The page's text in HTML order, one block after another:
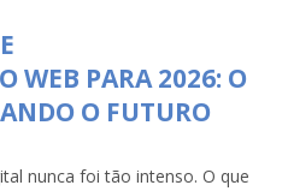
WEB PARA 2026: O
O FUTURO
nunca foi tão intenso. O que